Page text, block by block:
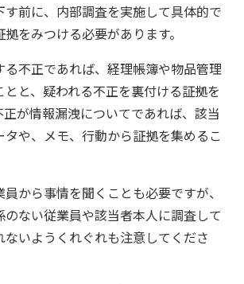
前に、内部調査を実施して具体的で
をみつける必要があります。
る不正であれば、経理帳簿や物品管理
と、疑われる不正を裏付ける証拠を
が情報漏洩についてであれば、該当
や、メモ、行動から証拠を集めるこ
から事情を聞くことも必要ですが、
ない従業員や該当者本人に調査して
ないようくれぐれも注意してくださ